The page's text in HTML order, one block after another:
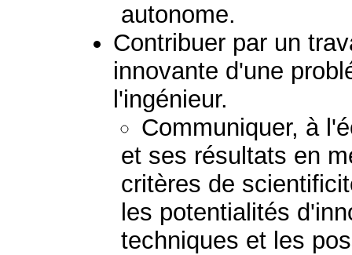
autonome.
Contribuer par un
innovante d'une
l'ingénieur.
Communiquer, à
et ses résultats en
critères de
les potentialités
techniques et les